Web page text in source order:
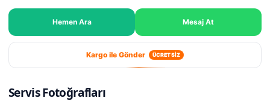
Hemen Ara Mesaj At
Kargo ile Gönder ÜCRETSİZ
Servis Fotoğrafları